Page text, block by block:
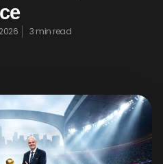
3 min read